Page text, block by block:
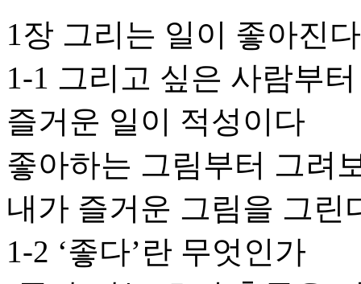
1장 그리는 일이 좋아진다
1-1 그리고 싶은 사람부
즐거운 일이 적성이다
좋아하는 그림부터 그려
내가 즐거운 그림을 그린
1-2 ‘좋다’란 무엇인가